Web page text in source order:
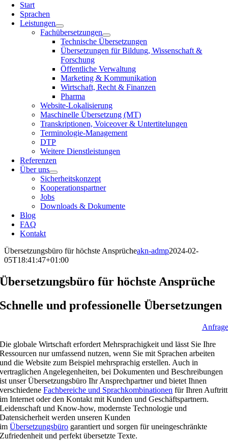
Start
Sprachen
Leistungen
Fachübersetzungen
Technische Übersetzungen
Übersetzungen für Bildung, Wissenschaft &
Forschung
Öffentliche Verwaltung
Marketing & Kommunikation
Wirtschaft, Recht & Finanzen
Pharma
Website-Lokalisierung
Maschinelle Übersetzung (MT)
Transkriptionen, Voiceover & Untertitelungen
Terminologie-Management
DTP
Weitere Dienstleistungen
Referenzen
Über uns
Sicherheitskonzept
Kooperationspartner
Jobs
Downloads & Dokumente
Blog
FAQ
Kontakt
Übersetzungsbüro für höchste Ansprücheakn-admp2024-02-
05T18:41:47+01:00
Übersetzungsbüro für höchste Ansprüche
Schnelle und professionelle Übersetzungen
Anfrage
Die globale Wirtschaft erfordert Mehrsprachigkeit und lässt Sie Ihre
Ressourcen nur umfassend nutzen, wenn Sie mit Sprachen arbeiten
und die Website zum Beispiel mehrsprachig erstellen. Auch in
vertraglichen Angelegenheiten, bei Dokumenten und Beschreibungen
ist unser Übersetzungsbüro Ihr Ansprechpartner und bietet Ihnen
verschiedeneFachbereiche und Sprachkombinationen für Ihren Auftritt
im Internet oder den Kontakt mit Kunden und Geschäftspartnern.
Leidenschaft und Know-how, modernste Technologie und
Datensicherheit werden unseren Kunden
imÜbersetzungsbüro garantiert und sorgen für uneingeschränkte
Zufriedenheit und perfekt übersetzte Texte.